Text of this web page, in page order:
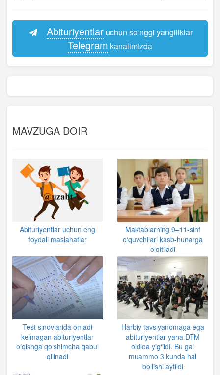
Abituriyentlaruchun so‘nggi yangiliklar
Telegram kanalimizda
MAVZUGA DOIR
Abituriyentlar uchun eng
foydali maslahatlar
Maktablarning 9–11-sinf
o‘quvchilari kasb-hunarga
o‘qitiladi
Test sinovlarida omadi
kelmagan abituriyentlar
o‘qishga qo‘shimcha qabul
qilinadi
Harbiy tavsiyanomaga ega
abituriyentlar yana DTM
oldida yig‘ildi. Bu gal
muammo 3 kunda hal
bo‘lishi aytildi